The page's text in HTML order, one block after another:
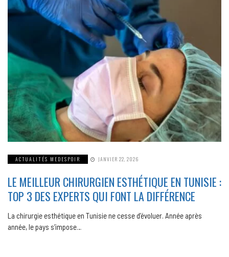
ACTUALITÉS MEDESPOIR JANVIER 22, 2026
LE MEILLEUR CHIRURGIEN ESTHÉTIQUE EN TUNISIE :
TOP 3 DES EXPERTS QUI FONT LA DIFFÉRENCE
La chirurgie esthétique en Tunisie ne cesse d’évoluer. Année après
année, le pays s’impose…